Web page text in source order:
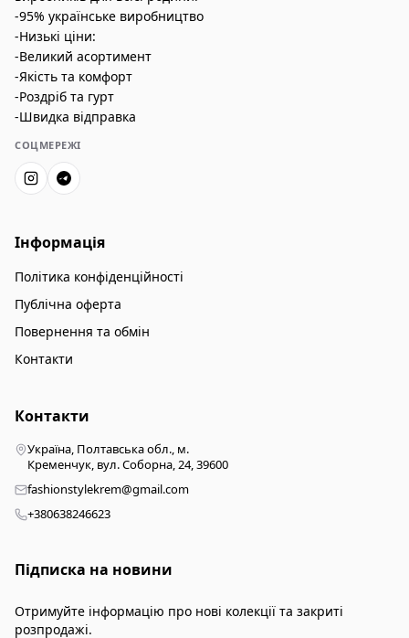
-95% українське виробництво
-Низькі ціни:
-Великий асортимент
-Якість та комфорт
-Роздріб та гурт
-Швидка відправка
СОЦМЕРЕЖІ
Інформація
Політика конфіденційності
Публічна оферта
Повернення та обмін
Контакти
Контакти
Україна, Полтавська обл., м.
Кременчук, вул. Соборна, 24, 39600
fashionstylekrem@gmail.com
+380638246623
Підписка на новини
Отримуйте інформацію про нові колекції та закриті
розпродажі.